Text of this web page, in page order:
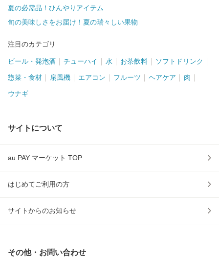
夏の必需品！ひんやりアイテム
旬の美味しさをお届け！夏の瑞々しい果物
注目のカテゴリ
ビール・発泡酒 チューハイ 水 お茶飲料 ソフトドリンク
惣菜・食材 扇風機 エアコン フルーツ ヘアケア 肉
ウナギ
サイトについて
au PAY マーケット TOP
はじめてご利用の方
サイトからのお知らせ
その他・お問い合わせ